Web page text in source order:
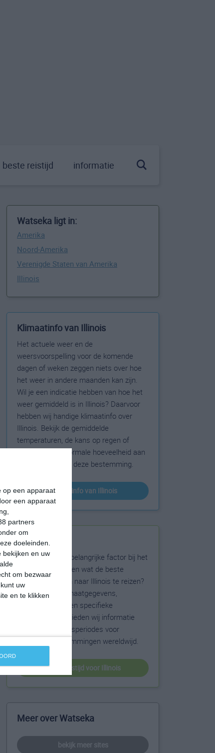
op een apparaat
een apparaat
partners
om
doeleinden.
bekijken en uw
om bezwaar
uw
en te klikken
beste reistijd informatie
Watseka ligt in:
Amerika
Noord-Amerika
Verenigde Staten van Amerika
Illinois
Klimaatinfo van Illinois
Het actuele weer en de
weersvoorspelling voor de komende
dagen of weken zeggen niets over hoe
het weer in andere maanden kan zijn.
Wil je een indicatie hebben van hoe het
weer gemiddeld is in Illinois? Daarvoor
hebben wij handige klimaatinfo over
Illinois. Bekijk de gemiddelde
temperaturen, de kans op regen of
sneeuw en de normale hoeveelheid aan
zonneschijn voor deze bestemming.
klimaatinfo van Illinois
Beste reistijd
Het weer is een belangrijke factor bij het
reizen. Wil je weten wat de beste
maanden zijn om naar Illinois te reizen?
Op basis van klimaatgegevens,
weersextremen en specifieke
weerinformatie bieden wij informatie
over de beste reisperiodes voor
duizenden bestemmingen wereldwijd.
beste reistijd voor Illinois
Meer over Watseka
bekijk meer sites